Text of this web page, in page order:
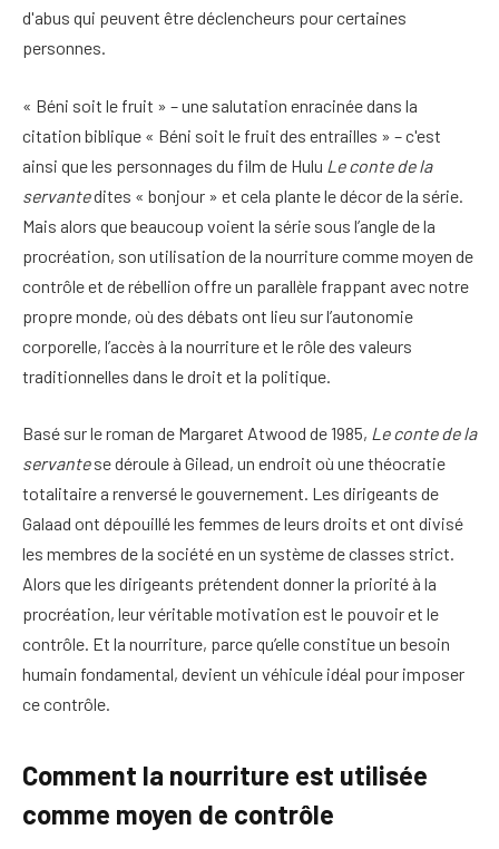
d'abus qui peuvent être déclencheurs pour certaines
personnes.
« Béni soit le fruit » – une salutation enracinée dans la
citation biblique « Béni soit le fruit des entrailles » – c'est
ainsi que les personnages du film de Hulu Le conte de la
servantedites « bonjour » et cela plante le décor de la série.
Mais alors que beaucoup voient la série sous l’angle de la
procréation, son utilisation de la nourriture comme moyen de
contrôle et de rébellion offre un parallèle frappant avec notre
propre monde, où des débats ont lieu sur l’autonomie
corporelle, l’accès à la nourriture et le rôle des valeurs
traditionnelles dans le droit et la politique.
Basé sur le roman de Margaret Atwood de 1985, Le conte de la
servantese déroule à Gilead, un endroit où une théocratie
totalitaire a renversé le gouvernement. Les dirigeants de
Galaad ont dépouillé les femmes de leurs droits et ont divisé
les membres de la société en un système de classes strict.
Alors que les dirigeants prétendent donner la priorité à la
procréation, leur véritable motivation est le pouvoir et le
contrôle. Et la nourriture, parce qu’elle constitue un besoin
humain fondamental, devient un véhicule idéal pour imposer
ce contrôle.
Comment la nourriture est utilisée
comme moyen de contrôle